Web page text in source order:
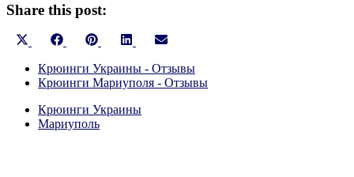
Share this post:
Share
X
(Twitter)
Share
Facebook
Share
Pinterest
Share
LinkedInEmail
Крюинги Украины - Отзывы
Крюинги Мариуполя - Отзывы
Крюинги Украины
Мариуполь